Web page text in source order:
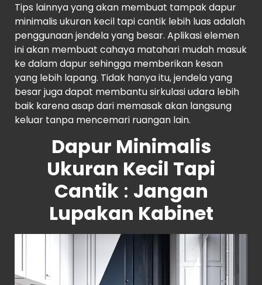
Tips lainnya yang akan membuat tampak dapur
minimalis ukuran kecil tapi cantik lebih luas adalah
penggunaan jendela yang besar. Aplikasi elemen
ini akan membuat cahaya matahari mudah masuk
ke dalam dapur sehingga memberikan kesan
yang lebih lapang. Tidak hanya itu, jendela yang
besar juga dapat membantu sirkulasi udara lebih
baik karena asap dari memasak akan langsung
keluar tanpa mencemari ruangan lain.
Dapur Minimalis
Ukuran Kecil Tapi
Cantik: Jangan
Lupakan Kabinet